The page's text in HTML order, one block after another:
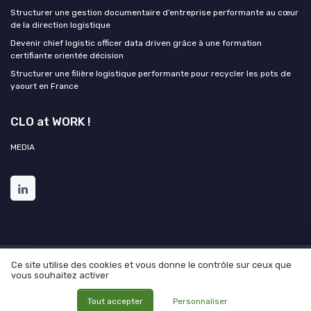
Structurer une gestion documentaire d’entreprise performante au cœur
de la direction logistique
Devenir chief logistic officer data driven grâce à une formation
certifiante orientée décision
Structurer une filière logistique performante pour recycler les pots de
yaourt en France
CLO at WORK !
MEDIA
Mentions légales Politique de confidentialité
Grande
enquête 2025 sur l'IA et les directions logistiques
© CLO at WORK ! 2026
Ce site utilise des cookies et vous donne le contrôle sur ceux que
vous souhaitez activer
Tout accepter Personnaliser